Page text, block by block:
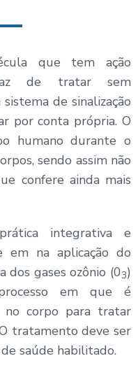
que tem ação
de tratar sem
de sinalização
por conta própria. O
humano durante o
sendo assim não
confere ainda mais
integrativa e
em na aplicação do
dos gases ozônio (03)
em que é
no corpo para tratar
tratamento deve ser
saúde habilitado.